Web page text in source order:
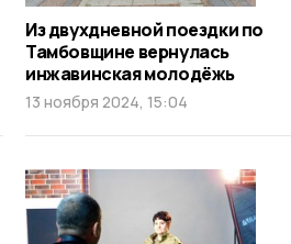
Из двухдневной поездки по
Тамбовщине вернулась
инжавинская молодёжь
13 ноября 2024, 15:04